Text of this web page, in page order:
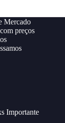
Mercado
preços
Importante